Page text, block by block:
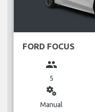
FORD FOCUS
group
5
miscellaneous_services
Manual